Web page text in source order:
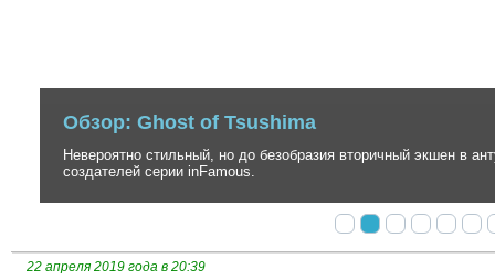
Обзор: Ghost of Tsushima
Невероятно стильный, но до безобразия вторичный экшен в
создателей серии inFamous.
22 апреля 2019 года в 20:39